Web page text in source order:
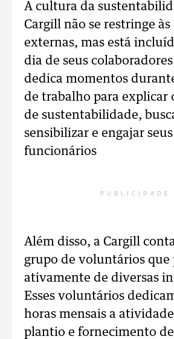
A cultura da
Cargill não se restringe às
externas, mas está
dia de seus
dedica momentos
de trabalho para explicar
de sustentabilidade,
sensibilizar e engajar seus
funcionários
PUBLICIDADE
Além disso, a Cargill
grupo de voluntários que
ativamente de diversas
Esses voluntários
horas mensais a
plantio e fornecimento